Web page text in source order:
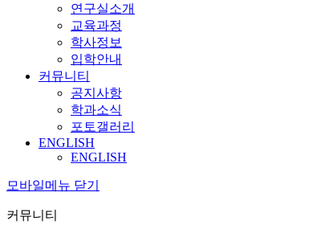
연구실소개
교육과정
학사정보
입학안내
커뮤니티
공지사항
학과소식
포토갤러리
ENGLISH
ENGLISH
모바일메뉴 닫기
커뮤니티